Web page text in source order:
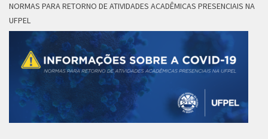
NORMAS PARA RETORNO DE ATIVIDADES ACADÊMICAS PRESENCIAIS NA
UFPEL